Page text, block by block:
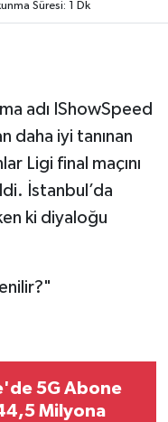
Süresi: 1 Dk
adı IShowSpeed
daha iyi tanınan
Ligi final maçını
İstanbul’da
ki diyaloğu
5G Abone
44,5 Milyona